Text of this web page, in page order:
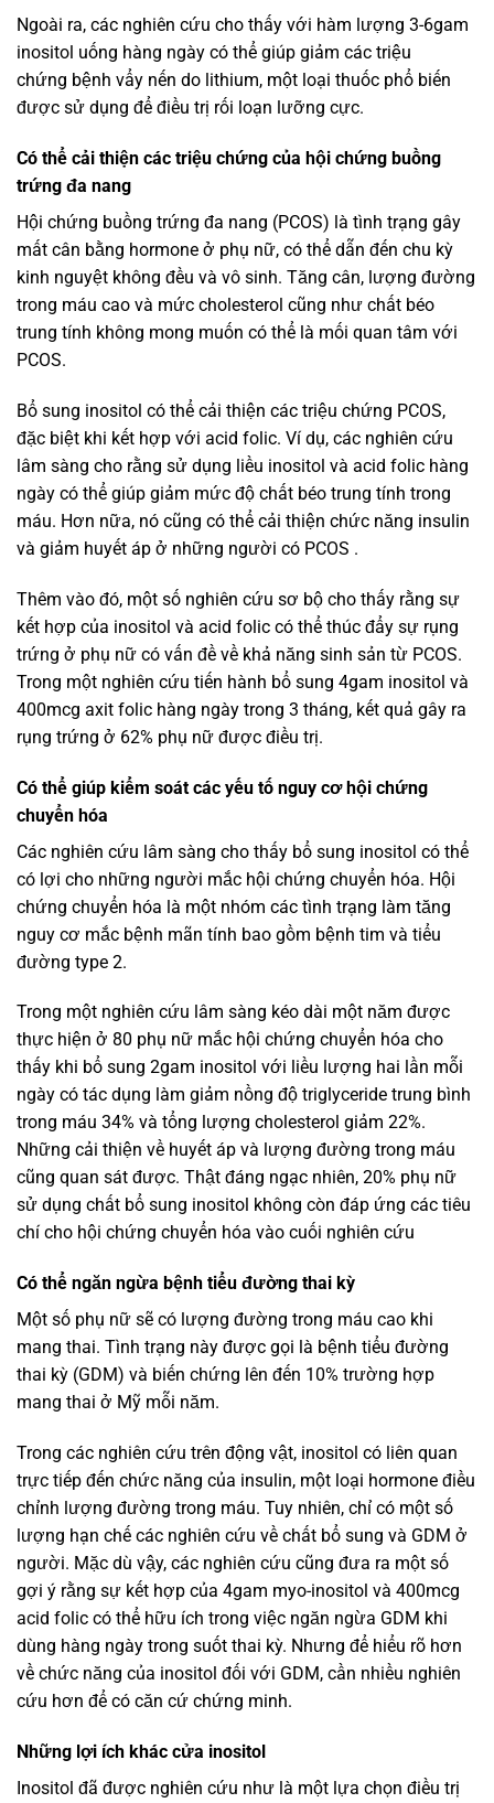
Ngoài ra, các nghiên cứu cho thấy với hàm lượng 3-6gam
inositol uống hàng ngày có thể giúp giảm các triệu
chứng bệnh vẩy nến do lithium, một loại thuốc phổ biến
được sử dụng để điều trị rối loạn lưỡng cực.
Có thể cải thiện các triệu chứng của hội chứng buồng
trứng đa nang
Hội chứng buồng trứng đa nang (PCOS) là tình trạng gây
mất cân bằng hormone ở phụ nữ, có thể dẫn đến chu kỳ
kinh nguyệt không đều và vô sinh. Tăng cân, lượng đường
trong máu cao và mức cholesterol cũng như chất béo
trung tính không mong muốn có thể là mối quan tâm với
PCOS.
Bổ sung inositol có thể cải thiện các triệu chứng PCOS,
đặc biệt khi kết hợp với acid folic. Ví dụ, các nghiên cứu
lâm sàng cho rằng sử dụng liều inositol và acid folic hàng
ngày có thể giúp giảm mức độ chất béo trung tính trong
máu. Hơn nữa, nó cũng có thể cải thiện chức năng insulin
và giảm huyết áp ở những người có PCOS .
Thêm vào đó, một số nghiên cứu sơ bộ cho thấy rằng sự
kết hợp của inositol và acid folic có thể thúc đẩy sự rụng
trứng ở phụ nữ có vấn đề về khả năng sinh sản từ PCOS.
Trong một nghiên cứu tiến hành bổ sung 4gam inositol và
400mcg axit folic hàng ngày trong 3 tháng, kết quả gây ra
rụng trứng ở 62% phụ nữ được điều trị.
Có thể giúp kiểm soát các yếu tố nguy cơ hội chứng
chuyển hóa
Các nghiên cứu lâm sàng cho thấy bổ sung inositol có thể
có lợi cho những người mắc hội chứng chuyển hóa. Hội
chứng chuyển hóa là một nhóm các tình trạng làm tăng
nguy cơ mắc bệnh mãn tính bao gồm bệnh tim và tiểu
đường type 2.
Trong một nghiên cứu lâm sàng kéo dài một năm được
thực hiện ở 80 phụ nữ mắc hội chứng chuyển hóa cho
thấy khi bổ sung 2gam inositol với liều lượng hai lần mỗi
ngày có tác dụng làm giảm nồng độ triglyceride trung bình
trong máu 34% và tổng lượng cholesterol giảm 22%.
Những cải thiện về huyết áp và lượng đường trong máu
cũng quan sát được. Thật đáng ngạc nhiên, 20% phụ nữ
sử dụng chất bổ sung inositol không còn đáp ứng các tiêu
chí cho hội chứng chuyển hóa vào cuối nghiên cứu
Có thể ngăn ngừa bệnh tiểu đường thai kỳ
Một số phụ nữ sẽ có lượng đường trong máu cao khi
mang thai. Tình trạng này được gọi là bệnh tiểu đường
thai kỳ (GDM) và biến chứng lên đến 10% trường hợp
mang thai ở Mỹ mỗi năm.
Trong các nghiên cứu trên động vật, inositol có liên quan
trực tiếp đến chức năng của insulin, một loại hormone điều
chỉnh lượng đường trong máu. Tuy nhiên, chỉ có một số
lượng hạn chế các nghiên cứu về chất bổ sung và GDM ở
người. Mặc dù vậy, các nghiên cứu cũng đưa ra một số
gợi ý rằng sự kết hợp của 4gam myo-inositol và 400mcg
acid folic có thể hữu ích trong việc ngăn ngừa GDM khi
dùng hàng ngày trong suốt thai kỳ. Nhưng để hiểu rõ hơn
về chức năng của inositol đối với GDM, cần nhiều nghiên
cứu hơn để có căn cứ chứng minh.
Những lợi ích khác cửa inositol
Inositol đã được nghiên cứu như là một lựa chọn điều trị